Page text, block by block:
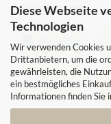
Diese Webseite
Technologien
Wir verwenden Cookies
Drittanbietern, um die
gewährleisten, die
ein bestmögliches
Informationen finden Sie
Zahlung-Versand